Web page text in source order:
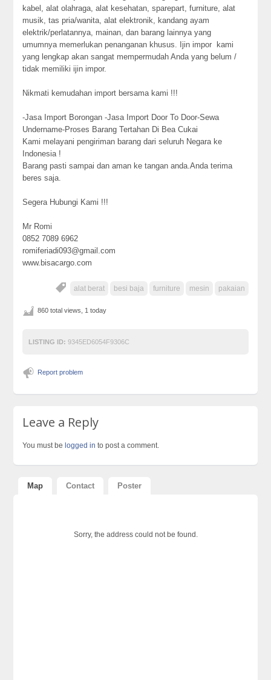
kabel, alat olahraga, alat kesehatan, sparepart, furniture, alat
musik, tas pria/wanita, alat elektronik, kandang ayam
elektrik/perlatannya, mainan, dan barang lainnya yang
umumnya memerlukan penanganan khusus. Ijin impor kami
yang lengkap akan sangat mempermudah Anda yang belum /
tidak memiliki ijin impor.
Nikmati kemudahan import bersama kami !!!
-Jasa Import Borongan -Jasa Import Door To Door-Sewa
Undername-Proses Barang Tertahan Di Bea Cukai
Kami melayani pengiriman barang dari seluruh Negara ke
Indonesia !
Barang pasti sampai dan aman ke tangan anda.Anda terima
beres saja.
Segera Hubungi Kami !!!
Mr Romi
0852 7089 6962
romiferiadi093@gmail.com
www.bisacargo.com
alat berat besi baja furniture mesin pakaian
860 total views, 1 today
LISTING ID: 9345ED6054F9306C
Report problem
Leave a Reply
You must belogged in to post a comment.
Map Contact Poster
Sorry, the address could not be found.